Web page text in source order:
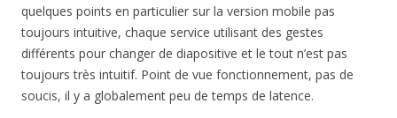
quelques points en particulier sur la version mobile pas
toujours intuitive, chaque service utilisant des gestes
différents pour changer de diapositive et le tout n’est pas
toujours très intuitif. Point de vue fonctionnement, pas de
soucis, il y a globalement peu de temps de latence.